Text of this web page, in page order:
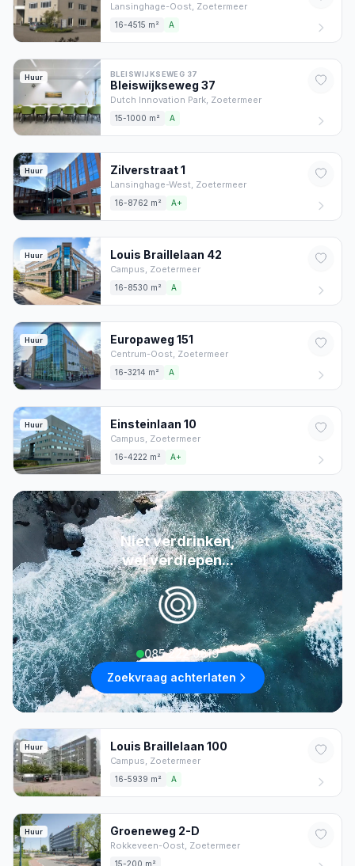
Lansinghage-Oost, Zoetermeer
16-4515 m² A
Huur BLEISWIJKSEWEG 37
Bleiswijkseweg 37
Dutch Innovation Park, Zoetermeer
15-1000 m² A
Huur Zilverstraat1
Lansinghage-West, Zoetermeer
16-8762 m² A+
Huur Louis Braillelaan 42
Campus, Zoetermeer
16-8530 m² A
Huur Europaweg 151
Centrum-Oost, Zoetermeer
16-3214 m² A
Huur Einsteinlaan 10
Campus, Zoetermeer
16-4222 m² A+
Niet verdrinken,
wel verdiepen...
085 222 0619
Zoekvraag achterlaten
Huur Louis Braillelaan 100
Campus, Zoetermeer
16-5939 m² A
Huur Groeneweg 2-D
Rokkeveen-Oost, Zoetermeer
15-200 m²